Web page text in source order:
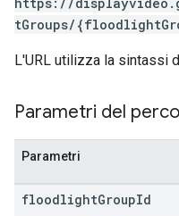
tGroups/
L'URL utilizza la sintassi
Parametri del
Parametri
floodlightGroupId